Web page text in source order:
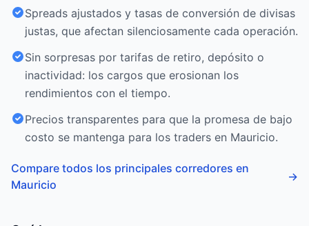
Spreads ajustados y tasas de conversión de divisas
justas, que afectan silenciosamente cada operación.
Sin sorpresas por tarifas de retiro, depósito o
inactividad: los cargos que erosionan los
rendimientos con el tiempo.
Precios transparentes para que la promesa de bajo
costo se mantenga para los traders en Mauricio.
Compare todos los principales corredores en
Mauricio
→